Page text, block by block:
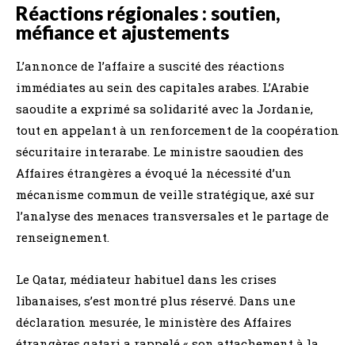
Réactions régionales : soutien,
méfiance et ajustements
L’annonce de l’affaire a suscité des réactions
immédiates au sein des capitales arabes. L’Arabie
saoudite a exprimé sa solidarité avec la Jordanie,
tout en appelant à un renforcement de la coopération
sécuritaire interarabe. Le ministre saoudien des
Affaires étrangères a évoqué la nécessité d’un
mécanisme commun de veille stratégique, axé sur
l’analyse des menaces transversales et le partage de
renseignement.
Le Qatar, médiateur habituel dans les crises
libanaises, s’est montré plus réservé. Dans une
déclaration mesurée, le ministère des Affaires